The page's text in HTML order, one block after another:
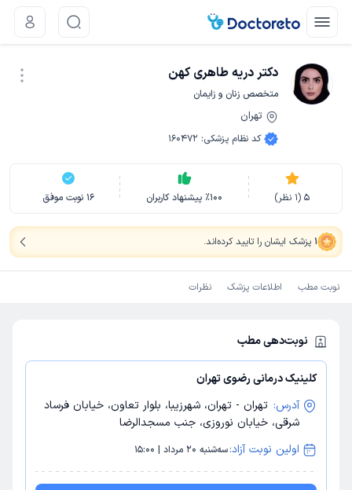
دکتر دریه طاهری کهن
متخصص زنان و زایمان
تهران
کد نظام پزشکی:
160472
5
(
1 نظر) ٪100 پیشنهاد کاربران 16 نوبت موفق
1 پزشک ایشان را تایید کرده‌اند.
نوبت مطب اطلاعات پزشک نظرات
نوبت‌دهی مطب
کلینیک درمانی رضوی تهران
آدرس: تهران - تهران، شهرزیبا، بلوار تعاون، خیابان فرساد
شرقی، خیابان نوروزی، جنب مسجدالرضا
اولین نوبت آزاد:سه‌شنبه 20 مرداد | 15:00